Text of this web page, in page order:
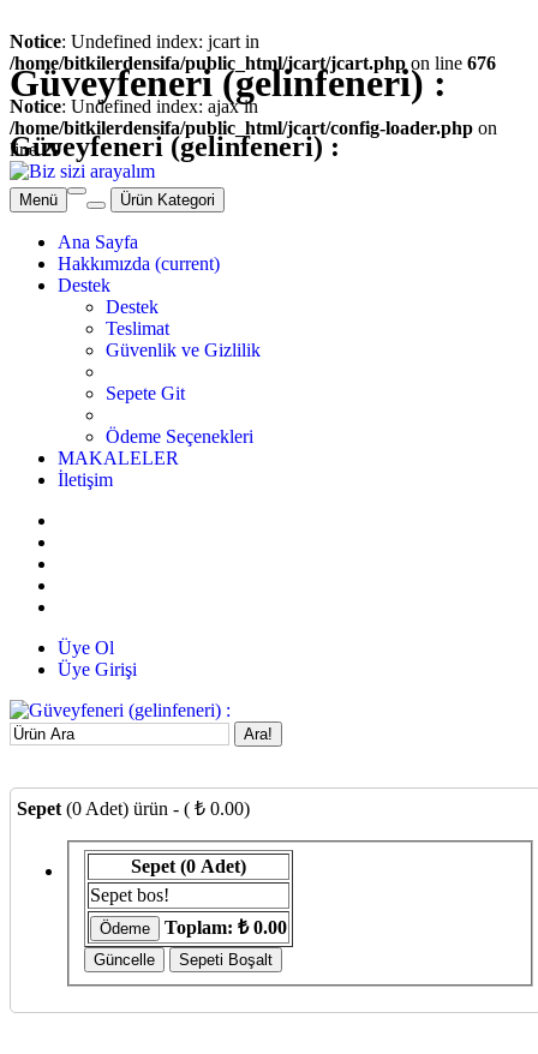
Notice: Undefined index: jcart in
/home/bitkilerdensifa/public_html/jcart/jcart.php on line 676
Notice: Undefined index: ajax in
/home/bitkilerdensifa/public_html/jcart/config-loader.php on
line29
Güveyfeneri (gelinfeneri) :
Güveyfeneri (gelinfeneri) :
Menü Ürün Kategori
Ana Sayfa
Hakkımızda (current)
Destek
Destek
Teslimat
Güvenlik ve Gizlilik
Sepete Git
Ödeme Seçenekleri
MAKALELER
İletişim
Üye Ol
Üye Girişi
Ara!
Sepet (0 Adet) ürün - ( ₺ 0.00)
Sepet (0 Adet)
Toplam: ₺ 0.00
Sepet bos!